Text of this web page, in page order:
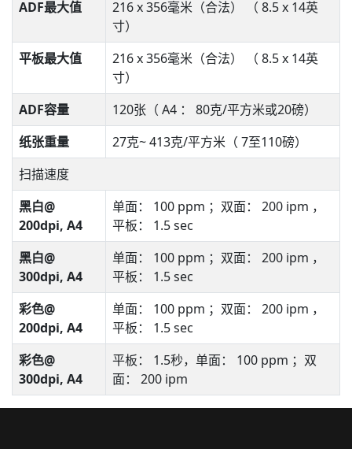
ADF最大值
216 x 356毫米（合法） （ 8.5 x 14英
寸）
平板最大值
216 x 356毫米（合法） （ 8.5 x 14英
寸）
ADF容量
120张（ A4 ： 80克/平方米或20磅）
纸张重量
27克~ 413克/平方米（ 7至110磅）
扫描速度
黑白@
200dpi, A4
单面： 100 ppm ；双面： 200 ipm ，
平板： 1.5 sec
黑白@
300dpi, A4
单面： 100 ppm ；双面： 200 ipm ，
平板： 1.5 sec
彩色@
200dpi, A4
单面： 100 ppm ；双面： 200 ipm ，
平板： 1.5 sec
彩色@
300dpi, A4
平板： 1.5秒，单面： 100 ppm ；双
面： 200 ipm